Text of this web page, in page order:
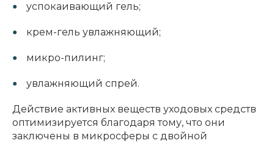
успокаивающий гель;
крем-гель увлажняющий;
микро-пилинг;
увлажняющий спрей.
Действие активных веществ уходовых средств
оптимизируется благодаря тому, что они
заключены в микросферы с двойной